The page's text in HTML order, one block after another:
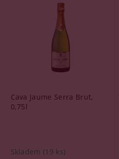
Cava Jaume Serra Brut,
0,75l
Skladem (19 ks)